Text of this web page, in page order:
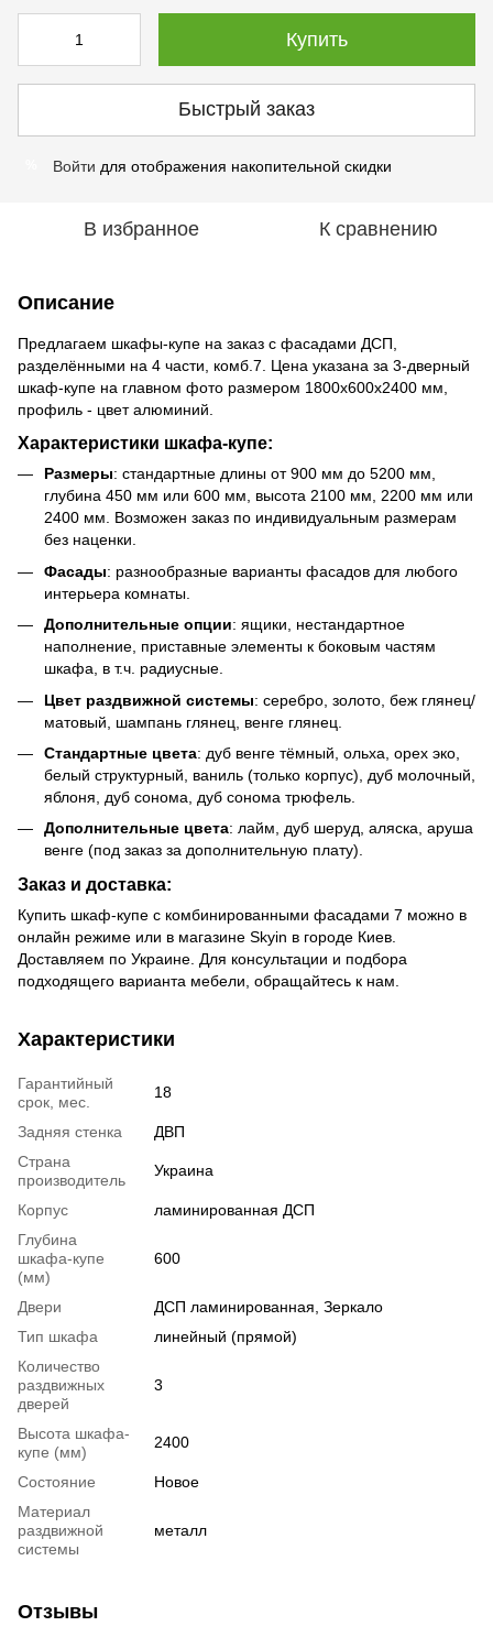
Купить
Быстрый заказ
Войти для отображения накопительной скидки
В избранное К сравнению
Описание
Предлагаем шкафы-купе на заказ с фасадами ДСП,
разделёнными на 4 части, комб.7. Цена указана за 3-дверный
шкаф-купе на главном фото размером 1800х600х2400 мм,
профиль - цвет алюминий.
Характеристики шкафа-купе:
Размеры: стандартные длины от 900 мм до 5200 мм,
глубина 450 мм или 600 мм, высота 2100 мм, 2200 мм или
2400 мм. Возможен заказ по индивидуальным размерам
без наценки.
Фасады: разнообразные варианты фасадов для любого
интерьера комнаты.
Дополнительные опции: ящики, нестандартное
наполнение, приставные элементы к боковым частям
шкафа, в т.ч. радиусные.
Цвет раздвижной системы: серебро, золото, беж глянец/
матовый, шампань глянец, венге глянец.
Стандартные цвета: дуб венге тёмный, ольха, орех эко,
белый структурный, ваниль (только корпус), дуб молочный,
яблоня, дуб сонома, дуб сонома трюфель.
Дополнительные цвета: лайм, дуб шеруд, аляска, аруша
венге (под заказ за дополнительную плату).
Заказ и доставка:
Купить шкаф-купе с комбинированными фасадами 7 можно в
онлайн режиме или в магазине Skyin в городе Киев.
Доставляем по Украине. Для консультации и подбора
подходящего варианта мебели, обращайтесь к нам.
Характеристики
Гарантийный
срок, мес.
18
Задняя стенка
ДВП
Страна
производитель
Украина
Корпус
ламинированная ДСП
Глубина
шкафа-купе
(мм)
600
Двери
ДСП ламинированная, Зеркало
Тип шкафа
линейный (прямой)
Количество
раздвижных
дверей
3
Высота шкафа-
купе (мм)
2400
Состояние
Новое
Материал
раздвижной
системы
металл
Отзывы